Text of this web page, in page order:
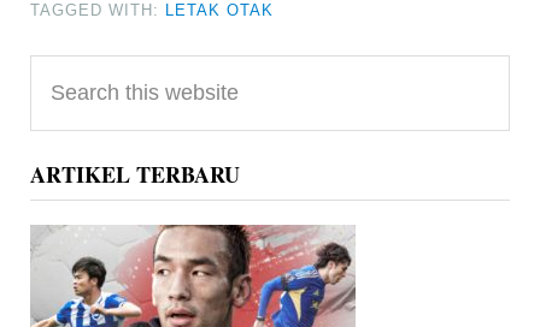
TAGGED WITH: LETAK OTAK
Primary
Sidebar
this
website
ARTIKEL TERBARU